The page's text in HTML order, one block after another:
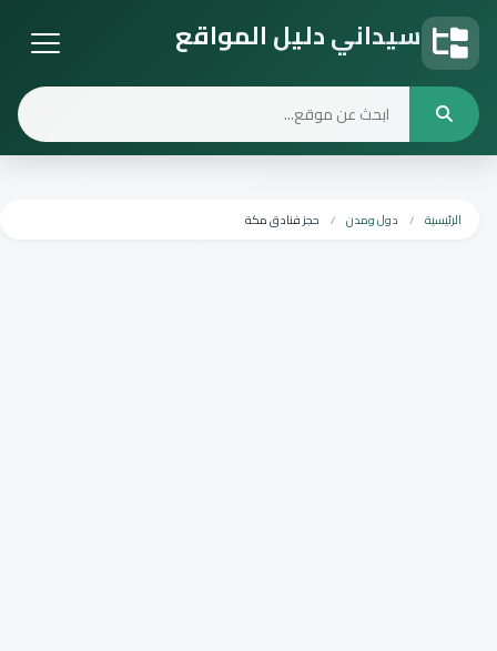
سيداني دليل المواقع
الرئيسية دول ومدن حجز فنادق مكة